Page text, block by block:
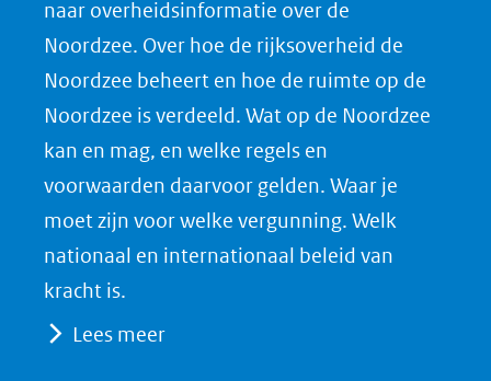
p
F
a
c
e
b
o
o
in
p
L
i
n
k
e
d
I
p
X
(opent
in
nieuw
venster)
(verwijst
naar
a
d
P
D
F
naar overheidsinformatie over de
Noordzee. Over hoe de rijksoverheid de
Noordzee beheert en hoe de ruimte op de
Noordzee is verdeeld. Wat op de Noordzee
kan en mag, en welke regels en
voorwaarden daarvoor gelden. Waar je
moet zijn voor welke vergunning. Welk
nationaal en internationaal beleid van
kracht is.
Lees meer